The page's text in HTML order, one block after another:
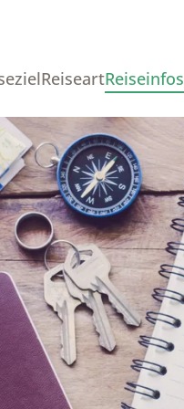
ReiseartReiseinfos